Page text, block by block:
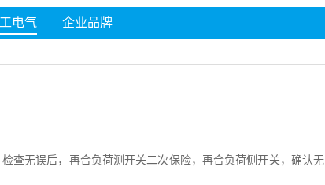
电气 企业品牌
查无误后，再合负荷测开关二次保险，再合负荷侧开关，确认无